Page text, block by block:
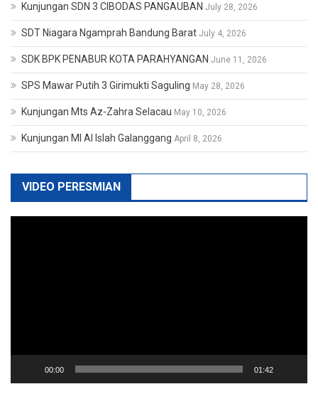
Kunjungan SDN 3 CIBODAS PANGAUBAN July 28, 2026
SDT Niagara Ngamprah Bandung Barat July 4, 2026
SDK BPK PENABUR KOTA PARAHYANGAN June 11, 2026
SPS Mawar Putih 3 Girimukti Saguling May 28, 2026
Kunjungan Mts Az-Zahra Selacau May 10, 2026
Kunjungan MI Al Islah Galanggang April 8, 2026
VIDEO PERESMIAN
00:00 01:42